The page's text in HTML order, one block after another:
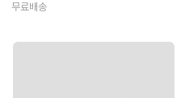
무료배송